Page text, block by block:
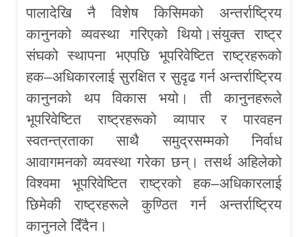
पालादेखि नै विशेष किसिमको अन्तर्राष्ट्रिय
कानुनको व्यवस्था गरिएको थियो।संयुक्त राष्ट्र
संघको स्थापना भएपछि भूपरिवेष्टित राष्ट्रहरूको
हक–अधिकारलाई सुरक्षित र सुदृढ गर्न अन्तर्राष्ट्रिय
कानुनको थप विकास भयो। ती कानुनहरूले
भूपरिवेष्टित राष्ट्रहरूको व्यापार र पारवहन
स्वतन्त्रताका साथै समुद्रसम्मको निर्वाध
आवागमनको व्यवस्था गरेका छन्। तसर्थ अहिलेको
विश्वमा भूपरिवेष्टित राष्ट्रको हक–अधिकारलाई
छिमेकी राष्ट्रहरूले कुण्ठित गर्न अन्तर्राष्ट्रिय
कानुनले दिँदैन।